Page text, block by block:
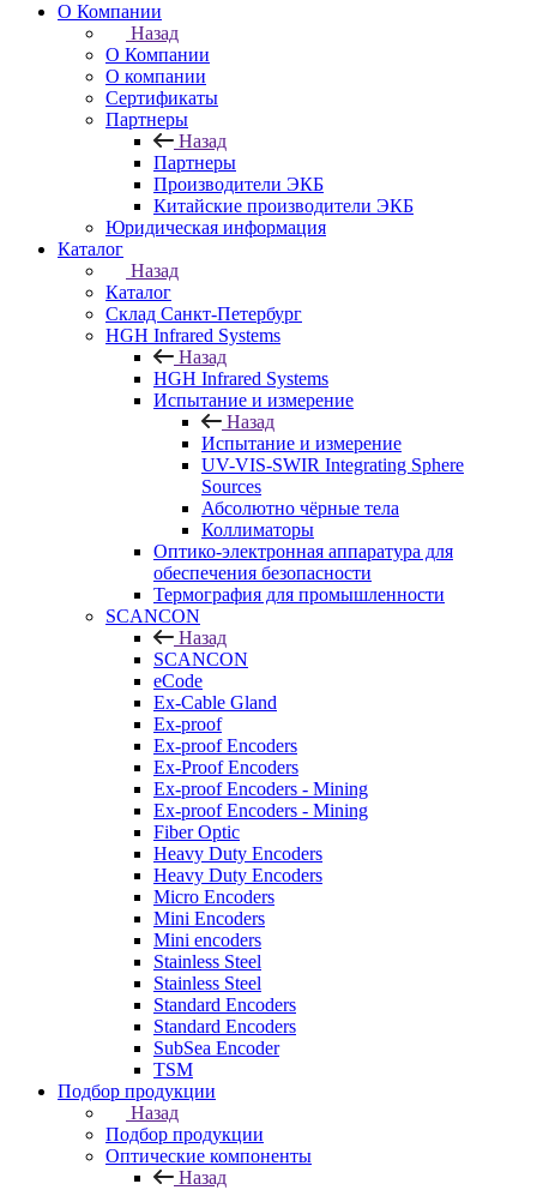
О Компании
Назад
О Компании
О компании
Сертификаты
Партнеры
Назад
Партнеры
Производители ЭКБ
Китайские производители ЭКБ
Юридическая информация
Каталог
Назад
Каталог
Cклад Санкт-Петербург
HGH Infrared Systems
Назад
HGH Infrared Systems
Испытание и измерение
Назад
Испытание и измерение
UV-VIS-SWIR Integrating Sphere
Sources
Абсолютно чёрные тела
Коллиматоры
Оптико-электронная аппаратура для
обеспечения безопасности
Термография для промышленности
SCANCON
Назад
SCANCON
eCode
Ex-Cable Gland
Ex-proof
Ex-proof Encoders
Ex-Proof Encoders
Ex-proof Encoders - Mining
Ex-proof Encoders - Mining
Fiber Optic
Heavy Duty Encoders
Heavy Duty Encoders
Micro Encoders
Mini Encoders
Mini encoders
Stainless Steel
Stainless Steel
Standard Encoders
Standard Encoders
SubSea Encoder
TSM
Подбор продукции
Назад
Подбор продукции
Оптические компоненты
Назад